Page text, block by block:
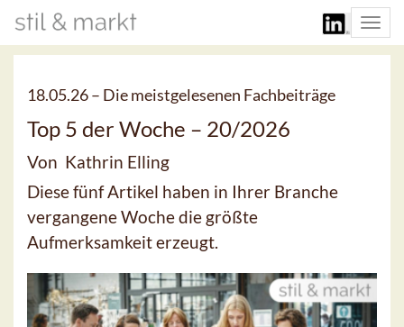
18.05.26 – Die meistgelesenen Fachbeiträge
Top 5 der Woche – 20/2026
Von Kathrin Elling
Diese fünf Artikel haben in Ihrer Branche
vergangene Woche die größte
Aufmerksamkeit erzeugt.